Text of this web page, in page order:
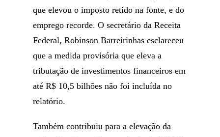
que elevou o imposto retido na fonte, e do
emprego recorde. O secretário da Receita
Federal, Robinson Barreirinhas esclareceu
que a medida provisória que eleva a
tributação de investimentos financeiros em
até R$ 10,5 bilhões não foi incluída no
relatório.
Também contribuiu para a elevação da